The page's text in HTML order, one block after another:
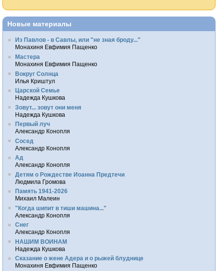
Новые материалы
Из Павлов - в Савлы, или "не зная броду..."
Монахиня Евфимия Пащенко
Мастера
Монахиня Евфимия Пащенко
Вокруг Солнца
Илья Криштул
Царской Семье
Надежда Кушкова
Зовут... зовут они меня
Надежда Кушкова
Первый луч
Александр Конопля
Сосед
Александр Конопля
Ад
Александр Конопля
Детям о Рождестве Иоанна Предтечи
Людмила Громова
Память 1941-2026
Михаил Малеин
"Когда шипит в тиши машина..."
Александр Конопля
Снег
Александр Конопля
НАШИМ ВОИНАМ
Надежда Кушкова
Сказание о жене Адера и о рыжей блуднице
Монахиня Евфимия Пащенко